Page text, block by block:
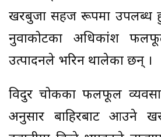
खरबुजा सहज रूपमा उपलब्ध
नुवाकोटका अधिकांश
उत्पादनले भरिन थालेका छन् ।
विदुर चोकका फलफूल
अनुसार बाहिरबाट आउने